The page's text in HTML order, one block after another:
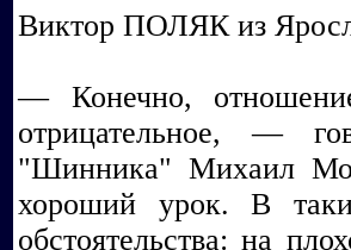
Виктор ПОЛЯК из
— Конечно,
отрицательное, —
"Шинника" Михаил
хороший урок. В
обстоятельства: на